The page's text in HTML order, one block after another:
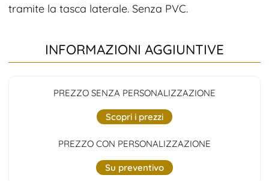
tramite la tasca laterale. Senza PVC.
INFORMAZIONI AGGIUNTIVE
PREZZO SENZA PERSONALIZZAZIONE
Scopri i prezzi
PREZZO CON PERSONALIZZAZIONE
Su preventivo